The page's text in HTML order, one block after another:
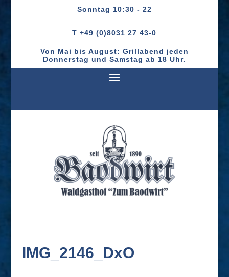
Sonntag 10:30 - 22
T +49 (0)8031 27 43-0
Von Mai bis August: Grillabend jeden
Donnerstag und Samstag ab 18 Uhr.
IMG_2146_DxO